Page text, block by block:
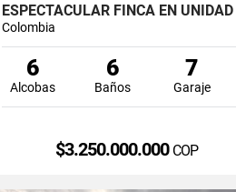
Colombia
6
Alcobas
6
Baños
7
Garaje
$3.250.000.000 COP